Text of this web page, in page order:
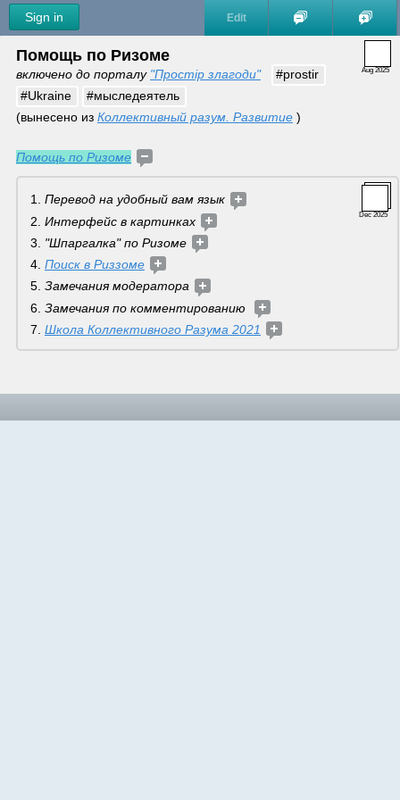
Sign in Edit
Aug 2025
Помощь по Ризоме
включено до порталу "Простір злагоди"
#prostir
#Ukraine
#мыследеятель
(вынесено из Коллективный разум. Развитие )
Помощь по Ризоме
Dec 2025
Перевод на удобный вам язык
Интерфейс в картинках
"Шпаргалка" по Ризоме
Поиск в Риззоме
Замечания модератора
Замечания по комментированию
Школа Коллективного Разума 2021